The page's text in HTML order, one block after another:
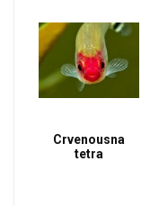
Crvenousna
tetra